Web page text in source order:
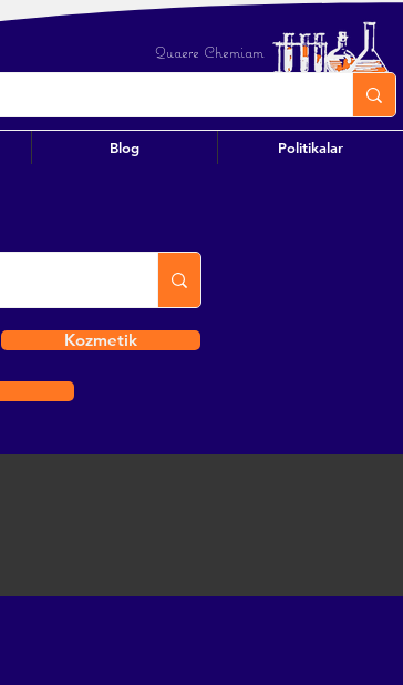
Quaere Chemiam
Blog Politikalar
Kozmetik